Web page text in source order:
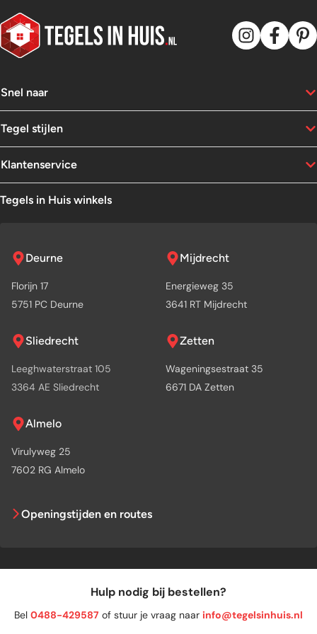
Snel naar
Tegel stijlen
Klantenservice
Tegels in Huis winkels
Deurne
Florijn 17
5751 PC Deurne
Mijdrecht
Energieweg 35
3641 RT Mijdrecht
Sliedrecht
Leeghwaterstraat 105
3364 AE Sliedrecht
Zetten
Wageningsestraat 35
6671 DA Zetten
Almelo
Virulyweg 25
7602 RG Almelo
Openingstijden en routes
Hulp nodig bij bestellen?
Bel 0488-429587 of stuur je vraag naar info@tegelsinhuis.nl